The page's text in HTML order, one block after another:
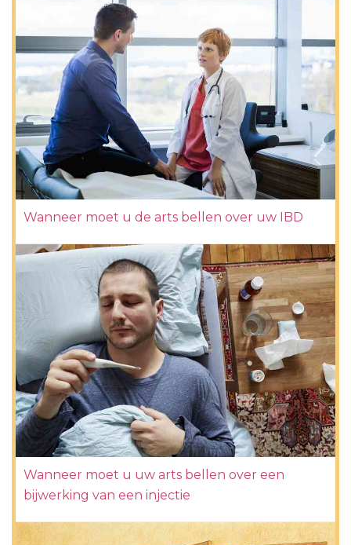
Wanneer moet u de arts bellen over uw IBD
Wanneer moet u uw arts bellen over een
bijwerking van een injectie